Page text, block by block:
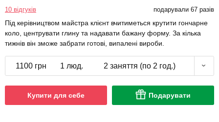
10 відгуків подарували 67 разів
Під керівництвом майстра клієнт вчитиметься крутити гончарне
коло, центрувати глину та надавати бажану форму. За кілька
тижнів він зможе забрати готові, випалені вироби.
1100 грн 1 люд. 2 заняття (по 2 год.)
Купити для себе Подарувати